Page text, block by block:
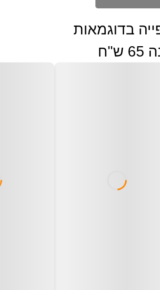
בדוגמאות